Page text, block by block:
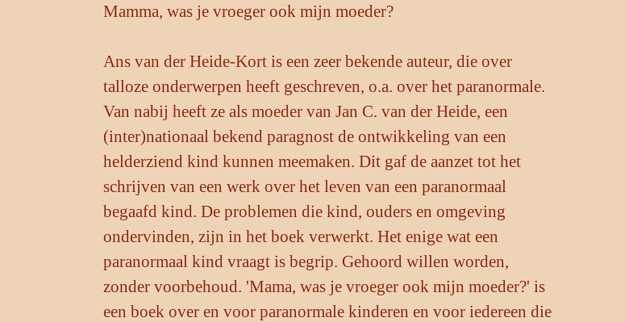
Mamma, was je vroeger ook mijn moeder?
Ans van der Heide-Kort is een zeer bekende auteur, die over
talloze onderwerpen heeft geschreven, o.a. over het paranormale.
Van nabij heeft ze als moeder van Jan C. van der Heide, een
(inter)nationaal bekend paragnost de ontwikkeling van een
helderziend kind kunnen meemaken. Dit gaf de aanzet tot het
schrijven van een werk over het leven van een paranormaal
begaafd kind. De problemen die kind, ouders en omgeving
ondervinden, zijn in het boek verwerkt. Het enige wat een
paranormaal kind vraagt is begrip. Gehoord willen worden,
zonder voorbehoud. 'Mama, was je vroeger ook mijn moeder?' is
een boek over en voor paranormale kinderen en voor iedereen die